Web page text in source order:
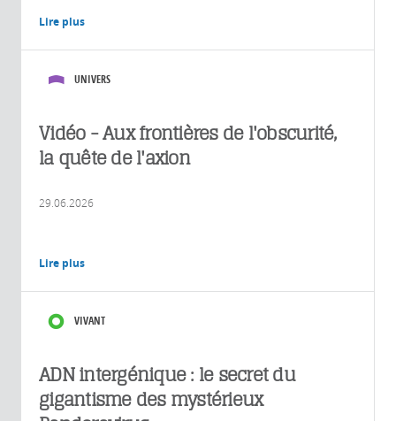
Lire plus
UNIVERS
Vidéo - Aux frontières de l'obscurité,
la quête de l'axion
29.06.2026
Lire plus
VIVANT
ADN intergénique : le secret du
gigantisme des mystérieux